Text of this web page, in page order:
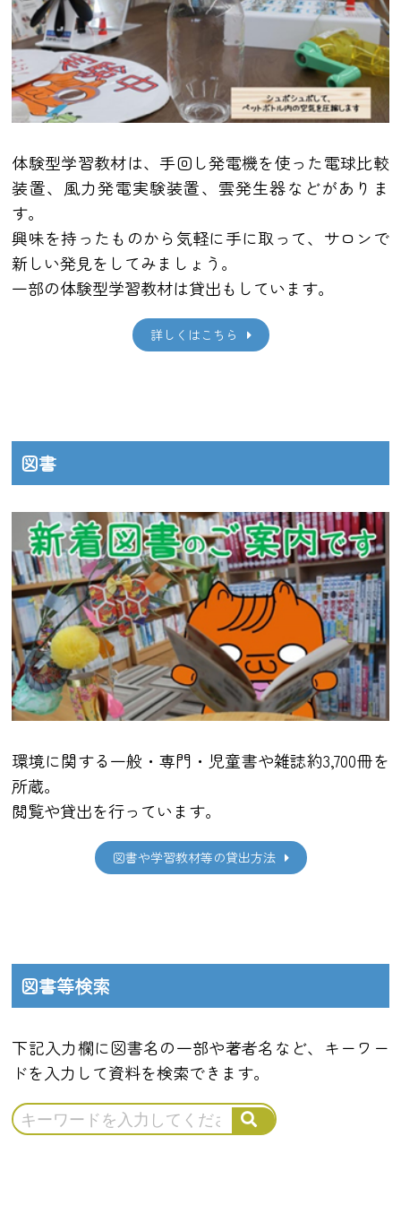
体験型学習教材は、手回し発電機を使った電球比較
装置、風力発電実験装置、雲発生器などがありま
す。
興味を持ったものから気軽に手に取って、サロンで
新しい発見をしてみましょう。
一部の体験型学習教材は貸出もしています。
詳しくはこちら
図書
環境に関する一般・専門・児童書や雑誌約3,700冊を
所蔵。
閲覧や貸出を行っています。
図書や学習教材等の貸出方法
図書等検索
下記入力欄に図書名の一部や著者名など、キーワー
ドを入力して資料を検索できます。